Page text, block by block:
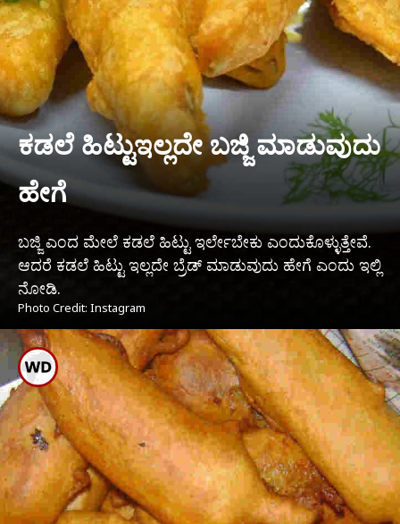
ಕಡಲೆ ಹಿಟ್ಟುಇಲ್ಲದೇ ಬಜ್ಜಿ ಮಾಡುವುದು
ಹೇಗೆ
ಬಜ್ಜಿ ಎಂದ ಮೇಲೆ ಕಡಲೆ ಹಿಟ್ಟು ಇರ್ಲೇಬೇಕು ಎಂದುಕೊಳ್ಳುತ್ತೇವೆ.
ಆದರೆ ಕಡಲೆ ಹಿಟ್ಟು ಇಲ್ಲದೇ ಬ್ರೆಡ್ ಮಾಡುವುದು ಹೇಗೆ ಎಂದು ಇಲ್ಲಿ
ನೋಡಿ.
Photo Credit: Instagram